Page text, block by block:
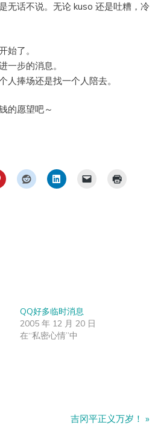
无话不说。无论 kuso 还是吐糟，冷
始了。
一步的消息。
人捧场还是找一个人陪去。
的愿望吧～
QQ好多临时消息
2005 年 12 月 20 日
在“私密心情”中
吉冈平正义万岁！ »